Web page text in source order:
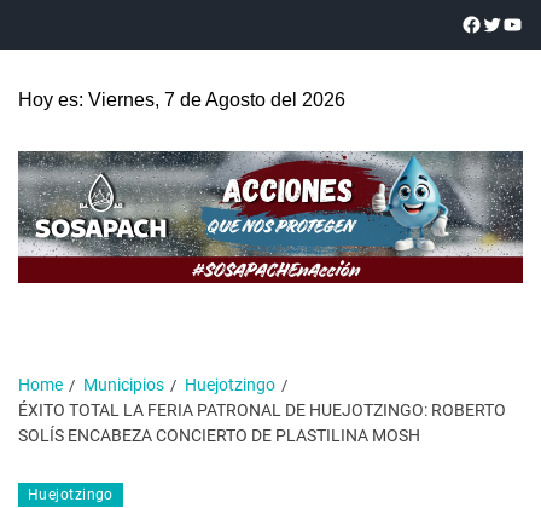
Hoy es: Viernes, 7 de Agosto del 2026
Home Municipios
Huejotzingo
ÉXITO TOTAL LA FERIA PATRONAL DE HUEJOTZINGO: ROBERTO
SOLÍS ENCABEZA CONCIERTO DE PLASTILINA MOSH
Huejotzingo